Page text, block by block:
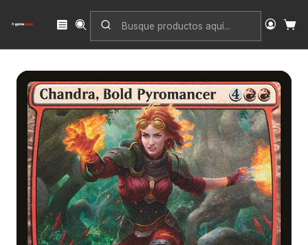
Singles Magic: The Gathering
Dominaria
Chandra, Bold Pyromancer (foil) | Inglés | NM | DOM